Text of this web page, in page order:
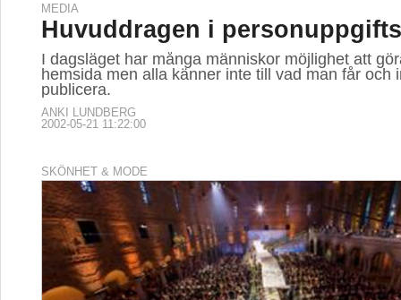
MEDIA
Huvuddragen i
I dagsläget har många människor möjlighet att
hemsida men alla känner inte till vad man får och
publicera.
ANKI LUNDBERG
2002-05-21 11:22:00
SKÖNHET & MODE